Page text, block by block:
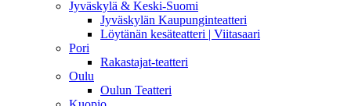
Jyväskylä & Keski-Suomi
Jyväskylän Kaupunginteatteri
Löytänän kesäteatteri | Viitasaari
Pori
Rakastajat-teatteri
Oulu
Oulun Teatteri